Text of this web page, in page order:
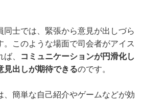
同士では、緊張から意見が出しづら
。このような場面で司会者がアイス
、
コミュニケーションが円滑化し
見出しが期待できるのです。
、簡単な自己紹介やゲームなどが効